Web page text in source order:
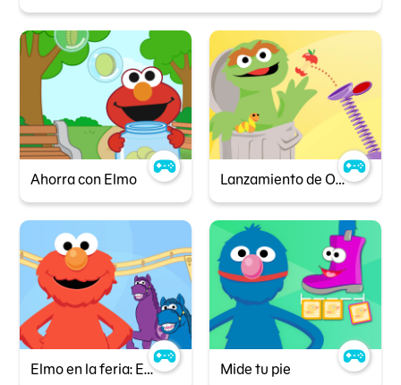
Ahorra con Elmo Lanzamiento de Oscar
Elmo en la feria: Encuentra el caballo Mide tu pie